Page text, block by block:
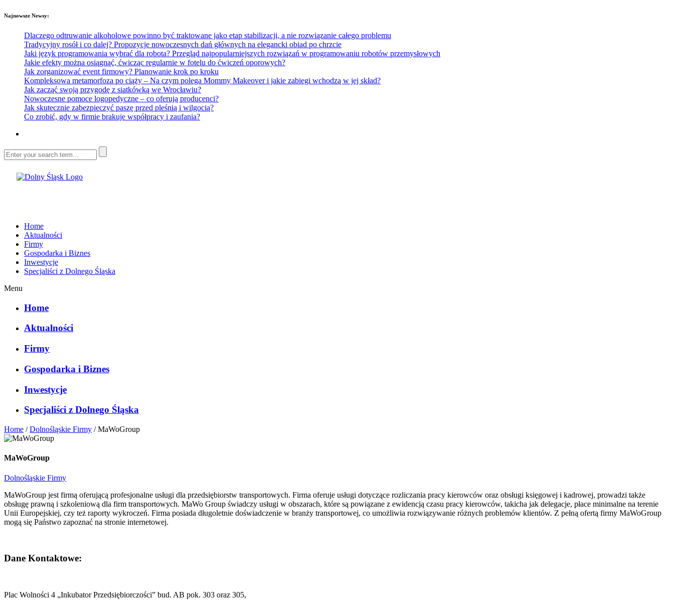
Najnowsze Newsy:
Dlaczego odtruwanie alkoholowe powinno być traktowane jako etap stabilizacji, a nie rozwiązanie całego problemu
Tradycyjny rosół i co dalej? Propozycje nowoczesnych dań głównych na elegancki obiad po chrzcie
Jaki język programowania wybrać dla robota? Przegląd najpopularniejszych rozwiązań w programowaniu robotów przemysłowych
Jakie efekty można osiągnąć, ćwicząc regularnie w fotelu do ćwiczeń oporowych?
Jak zorganizować event firmowy? Planowanie krok po kroku
Kompleksowa metamorfoza po ciąży – Na czym polega Mommy Makeover i jakie zabiegi wchodzą w jej skład?
Jak zacząć swoją przygodę z siatkówką we Wrocławiu?
Nowoczesne pomoce logopedyczne – co oferują producenci?
Jak skutecznie zabezpieczyć paszę przed pleśnią i wilgocią?
Co zrobić, gdy w firmie brakuje współpracy i zaufania?
Home
Aktualności
Firmy
Gospodarka i Biznes
Inwestycje
Specjaliści z Dolnego Śląska
Menu
Home
Aktualności
Firmy
Gospodarka i Biznes
Inwestycje
Specjaliści z Dolnego Śląska
Home /Dolnośląskie Firmy /MaWoGroup
MaWoGroup
Dolnośląskie Firmy
MaWoGroup jest firmą oferującą profesjonalne usługi dla przedsiębiorstw transportowych. Firma oferuje usługi dotyczące rozliczania pracy kierowców oraz obsługi księgowej i kadrowej, prowadzi także
obsługę prawną i szkoleniową dla firm transportowych. MaWo Group świadczy usługi w obszarach, które są powiązane z ewidencją czasu pracy kierowców, takicha jak delegacje, płace minimalne na terenie
Unii Europejskiej, czy też raporty wykroczeń. Firma posiada długoletnie doświadczenie w branży transportowej, co umożliwia rozwiązywanie różnych problemów klientów. Z pełną ofertą firmy MaWoGroup
mogą się Państwo zapoznać na stronie internetowej.
Dane Kontaktowe:
Plac Wolności 4 „Inkubator Przedsiębiorczości” bud. AB pok. 303 oraz 305,